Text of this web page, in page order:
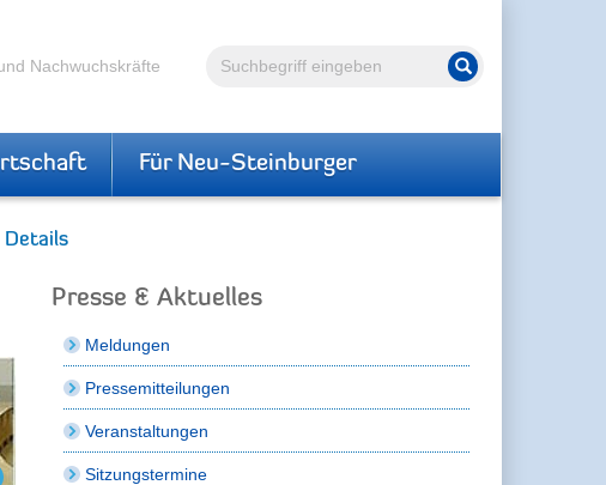
Volltextsuche Suche starten
Nachwuchskräfte
Für Neu-Steinburger
Details
Presse & Aktuelles
Meldungen
Pressemitteilungen
Veranstaltungen
Sitzungstermine